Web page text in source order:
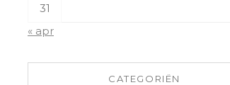
31
« apr
CATEGORIËN